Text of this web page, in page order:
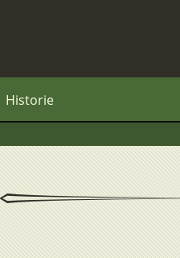
Historie